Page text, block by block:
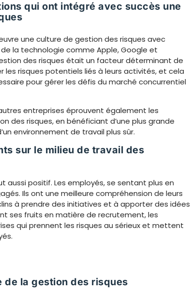
qui ont intégré avec succès une
une culture de gestion des risques avec
la technologie comme Apple, Google et
des risques était un facteur déterminant de
les risques potentiels liés à leurs activités, et cela
pour gérer les défis du marché concurrentiel
entreprises éprouvent également les
des risques, en bénéficiant d’une plus grande
environnement de travail plus sûr.
sur le milieu de travail des
aussi positif. Les employés, se sentant plus en
Ils ont une meilleure compréhension de leurs
à prendre des initiatives et à apporter des idées
ses fruits en matière de recrutement, les
qui prennent les risques au sérieux et mettent
de la gestion des risques